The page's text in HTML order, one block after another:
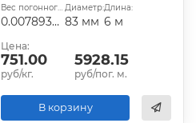
Вес погонного метра, т.:
0.00789368
Диаметр:
83 мм
Длина:
6 м
Цена:
751.00
руб/кг.
5928.15
руб/пог. м.
В корзину